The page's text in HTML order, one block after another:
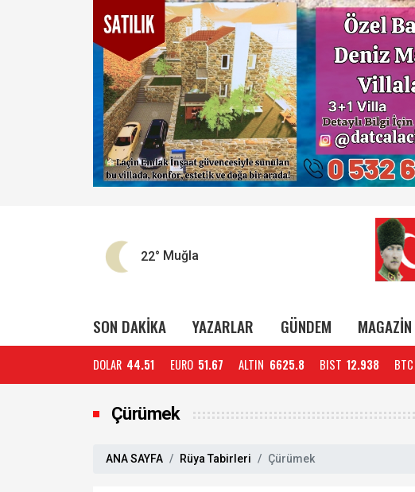
22° Muğla
SON DAKİKA YAZARLAR GÜNDEM MAGAZİN
DOLAR 44.51 EURO 51.67 ALTIN 6625.8 BIST 12.938 BTC
Çürümek
ANA SAYFA Rüya Tabirleri Çürümek